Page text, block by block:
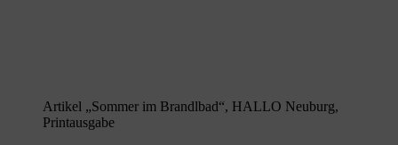
Artikel „Sommer im Brandlbad“, HALLO Neuburg,
Printausgabe